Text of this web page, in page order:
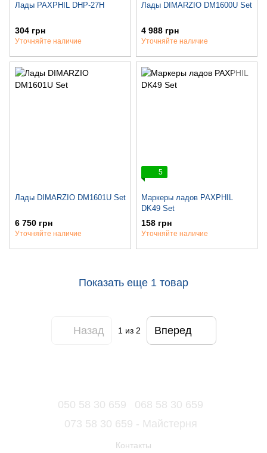
Лады PAXPHIL DHP-27H
304 грн
Уточняйте наличие
Лады DIMARZIO DM1600U Set
4 988 грн
Уточняйте наличие
Лады DIMARZIO DM1601U Set
6 750 грн
Уточняйте наличие
5
Маркеры ладов PAXPHIL
DK49 Set
158 грн
Уточняйте наличие
Показать еще 1 товар
Назад 1из 2 Вперед
050 58 30 659
068 58 30 659
073 58 30 659 - Майстерня
Контакты